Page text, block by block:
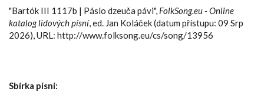
"Bartók III 1117b | Páslo dzeuča pávi", FolkSong.eu - Online
katalog lidových písní, ed. Jan Koláček (datum přístupu: 09 Srp
2026), URL: http://www.folksong.eu/cs/song/13956
Sbírka písní: